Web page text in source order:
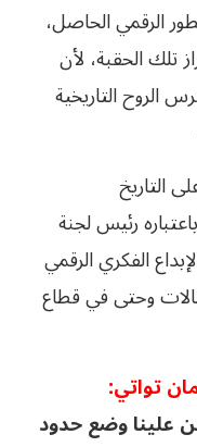
الرقمي الحاصل،
تلك الحقبة، لأن
الروح التاريخية
التاريخ
رئيس لجنة
الفكري الرقمي
وحتى في قطاع
تواتي:
علينا وضع حدود